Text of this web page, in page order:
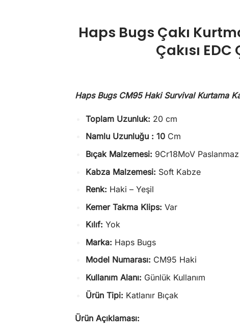
Haps Bugs Çakı
Çakısı
Haps Bugs CM95 Haki Survival Kurtama
Toplam Uzunluk: 20 cm
Namlu Uzunluğu : 10 Cm
Bıçak Malzemesi: 9Cr18MoV
Kabza Malzemesi: Soft Kabze
Renk: Haki – Yeşil
Kemer Takma Klips: Var
Kılıf: Yok
Marka: Haps Bugs
Model Numarası: CM95 Haki
Kullanım Alanı: Günlük Kullanım
Ürün Tipi: Katlanır Bıçak
Ürün Açıklaması: